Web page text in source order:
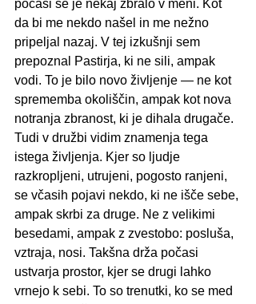
počasi se je nekaj zbralo v meni. Kot
da bi me nekdo našel in me nežno
pripeljal nazaj. V tej izkušnji sem
prepoznal Pastirja, ki ne sili, ampak
vodi. To je bilo novo življenje — ne kot
sprememba okoliščin, ampak kot nova
notranja zbranost, ki je dihala drugače.
Tudi v družbi vidim znamenja tega
istega življenja. Kjer so ljudje
razkropljeni, utrujeni, pogosto ranjeni,
se včasih pojavi nekdo, ki ne išče sebe,
ampak skrbi za druge. Ne z velikimi
besedami, ampak z zvestobo: posluša,
vztraja, nosi. Takšna drža počasi
ustvarja prostor, kjer se drugi lahko
vrnejo k sebi. To so trenutki, ko se med